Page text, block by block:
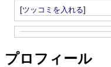
[ツッコミを入れる]
プロフィール